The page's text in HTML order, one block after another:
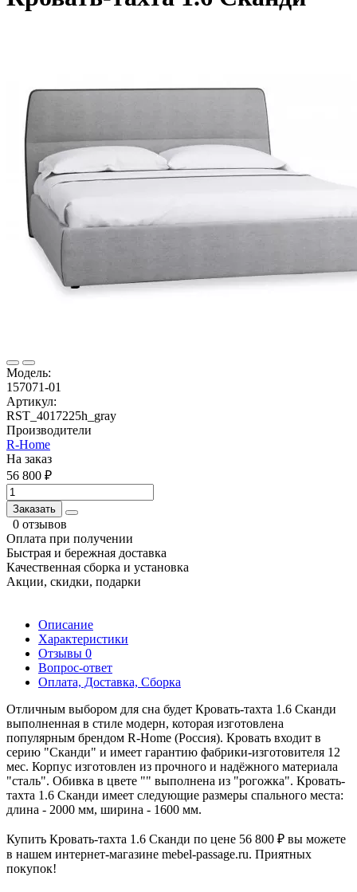
Модель:
157071-01
Артикул:
RST_4017225h_gray
Производители
R-Home
На заказ
56 800 ₽
Заказать
0 отзывов
Оплата при получении
Быстрая и бережная доставка
Качественная сборка и установка
Акции, скидки, подарки
Описание
Характеристики
Отзывы 0
Вопрос-ответ
Оплата, Доставка, Сборка
Отличным выбором для сна будет Кровать-тахта 1.6 Сканди
выполненная в стиле модерн, которая изготовлена
популярным брендом R-Home (Россия). Кровать входит в
серию "Сканди" и имеет гарантию фабрики-изготовителя 12
мес. Корпус изготовлен из прочного и надёжного материала
"сталь". Обивка в цвете "" выполнена из "рогожка". Кровать-
тахта 1.6 Сканди имеет следующие размеры спального места:
длина - 2000 мм, ширина - 1600 мм.
Купить Кровать-тахта 1.6 Сканди по цене 56 800 ₽ вы можете
в нашем интернет-магазине mebel-passage.ru. Приятных
покупок!